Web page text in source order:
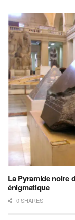
La Pyramide noire
énigmatique
0 SHARES